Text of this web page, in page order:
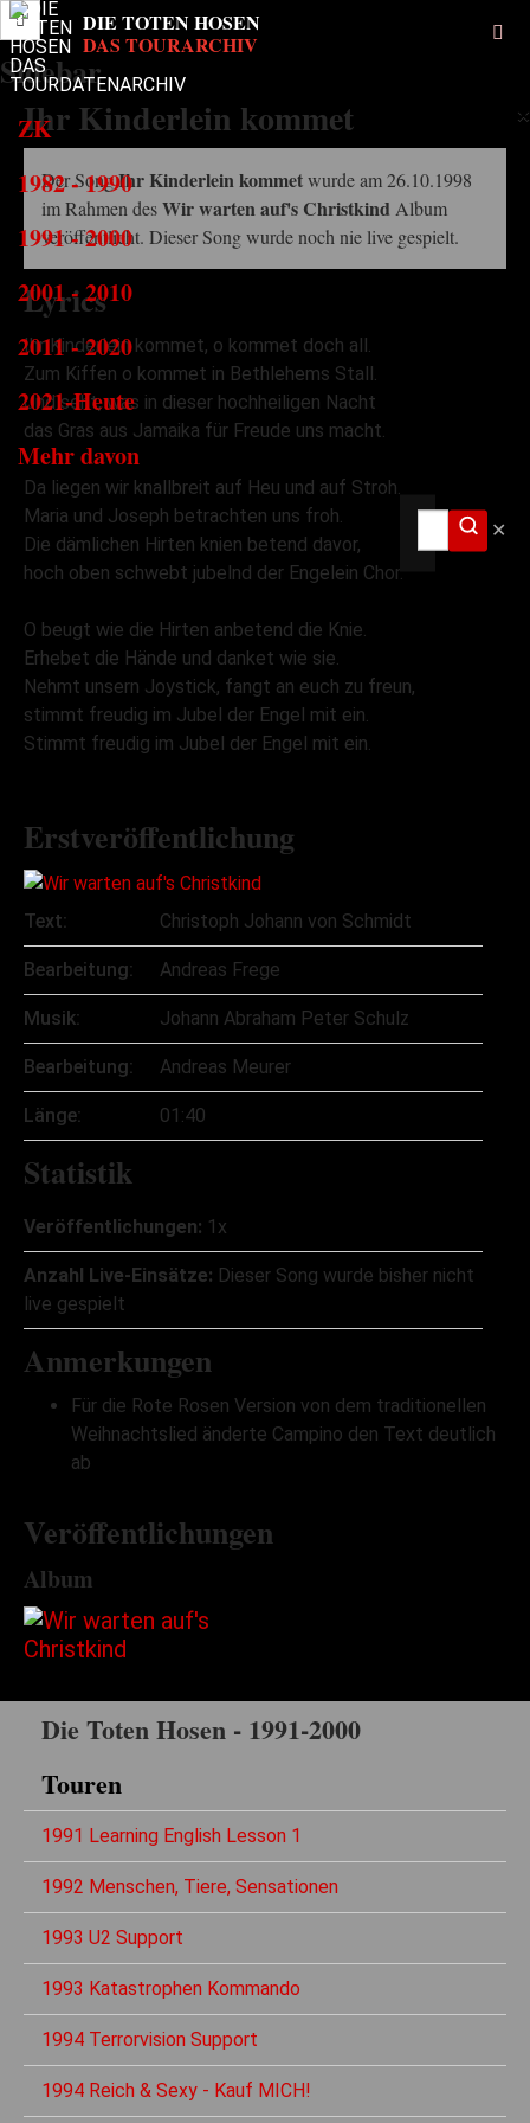
Sidebar
×
ZK
1982 - 1990
1991 - 2000
2001 - 2010
2011 - 2020
2021-Heute
Mehr davon
✕
Ihr Kinderlein kommet
Der SongIhr Kinderlein kommetwurde am 26.10.1998
im Rahmen desWir warten auf's Christkind Album
veröffentlicht. Dieser Song wurde noch nie live gespielt.
Lyrics
Ihr Kinderlein kommet, o kommet doch all.
Zum Kiffen o kommet in Bethlehems Stall.
Und seht, was in dieser hochheiligen Nacht
das Gras aus Jamaika für Freude uns macht.
Da liegen wir knallbreit auf Heu und auf Stroh.
Maria und Joseph betrachten uns froh.
Die dämlichen Hirten knien betend davor,
hoch oben schwebt jubelnd der Engelein Chor.
O beugt wie die Hirten anbetend die Knie.
Erhebet die Hände und danket wie sie.
Nehmt unsern Joystick, fangt an euch zu freun,
stimmt freudig im Jubel der Engel mit ein.
Stimmt freudig im Jubel der Engel mit ein.
Erstveröffentlichung
Text: Christoph Johann von Schmidt
Bearbeitung: Andreas Frege
Musik: Johann Abraham Peter Schulz
Bearbeitung: Andreas Meurer
Länge: 01:40
Statistik
Veröffentlichungen: 1x
Anzahl Live-Einsätze: Dieser Song wurde bisher nicht
live gespielt
Anmerkungen
Für die Rote Rosen Version von dem traditionellen
Weihnachtslied änderte Campino den Text deutlich
ab
Veröffentlichungen
Album
Die Toten Hosen - 1991-2000
Touren
1991 Learning English Lesson 1
1992 Menschen, Tiere, Sensationen
1993 U2 Support
1993 Katastrophen Kommando
1994 Terrorvision Support
1994 Reich & Sexy - Kauf MICH!